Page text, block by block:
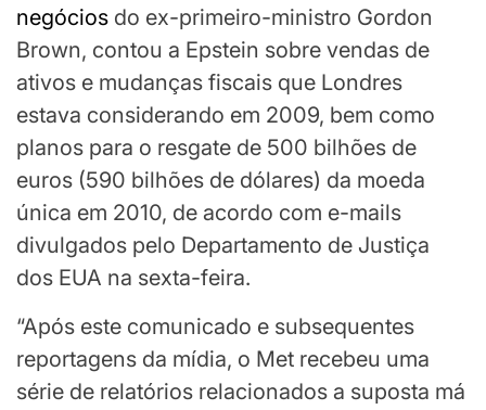
de
4
itens
da
lista
negócios do ex-primeiro-ministro Gordon
Brown, contou a Epstein sobre vendas de
ativos e mudanças fiscais que Londres
estava considerando em 2009, bem como
planos para o resgate de 500 bilhões de
euros (590 bilhões de dólares) da moeda
única em 2010, de acordo com e-mails
divulgados pelo Departamento de Justiça
dos EUA na sexta-feira.
“Após este comunicado e subsequentes
reportagens da mídia, o Met recebeu uma
série de relatórios relacionados a suposta má